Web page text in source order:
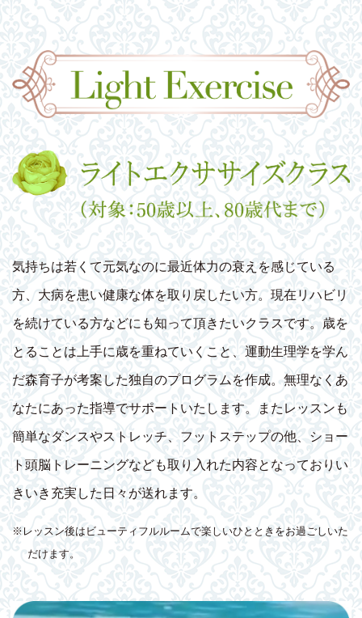
気持ちは若くて元気なのに最近体力の衰えを感じている
方、大病を患い健康な体を取り戻したい方。現在リハビリ
を続けている方などにも知って頂きたいクラスです。歳を
とることは上手に歳を重ねていくこと、運動生理学を学ん
だ森育子が考案した独自のプログラムを作成。無理なくあ
なたにあった指導でサポートいたします。またレッスンも
簡単なダンスやストレッチ、フットステップの他、ショー
ト頭脳トレーニングなども取り入れた内容となっておりい
きいき充実した日々が送れます。
※レッスン後はビューティフルルームで楽しいひとときをお過ごしいた
だけます。